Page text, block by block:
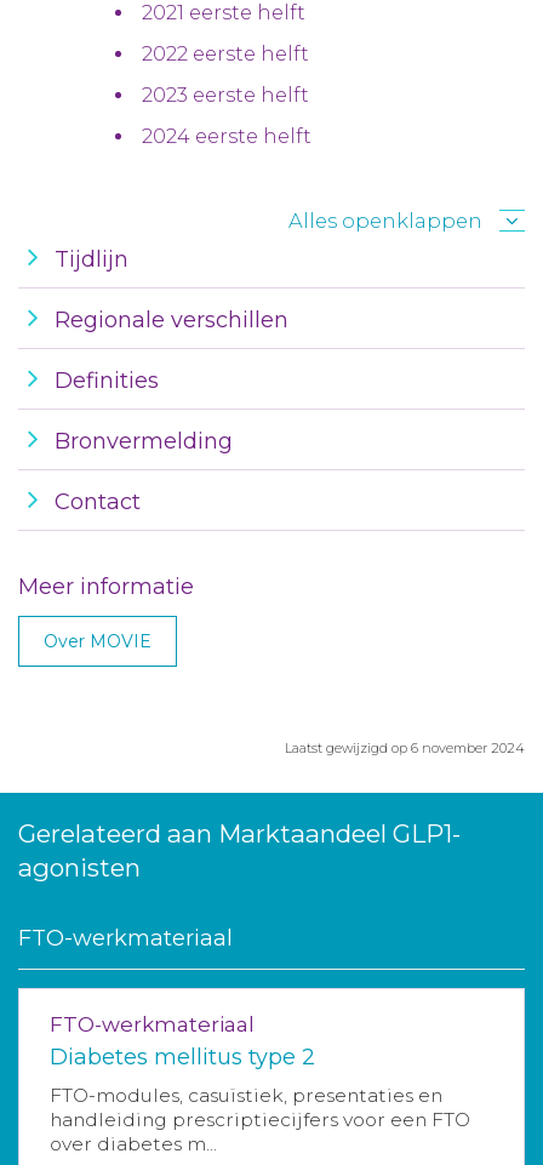
2021 eerste helft
2022 eerste helft
2023 eerste helft
2024 eerste helft
Alles openklappen
Tijdlijn
Regionale verschillen
Definities
Bronvermelding
Contact
Meer informatie
Over MOVIE
Laatst gewijzigd op 6 november 2024
Gerelateerd aan Marktaandeel GLP1-
agonisten
FTO-werkmateriaal
FTO-werkmateriaal
Diabetes mellitus type 2
FTO-modules, casuïstiek, presentaties en
handleiding prescriptiecijfers voor een FTO
over diabetes m...